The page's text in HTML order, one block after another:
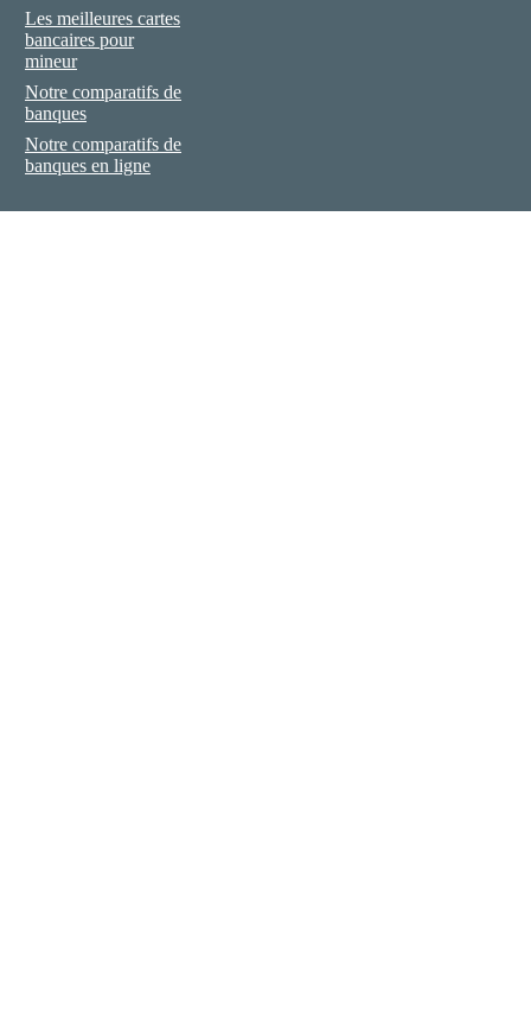
Les meilleures cartes
bancaires pour
mineur
Notre comparatifs de
banques
Notre comparatifs de
banques en ligne